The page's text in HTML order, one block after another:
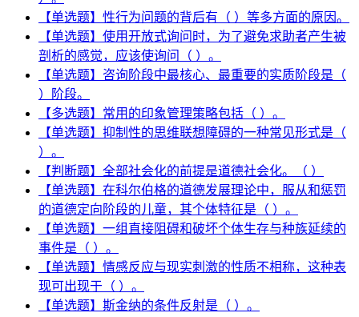
【单选题】性行为问题的背后有（ ）等多方面的原因。
【单选题】使用开放式询问时，为了避免求助者产生被
剖析的感觉，应该使询问（ ）。
【单选题】咨询阶段中最核心、最重要的实质阶段是（
）阶段。
【多选题】常用的印象管理策略包括（ ）。
【单选题】抑制性的思维联想障碍的一种常见形式是（
）。
【判断题】全部社会化的前提是道德社会化。（ ）
【单选题】在科尔伯格的道德发展理论中，服从和惩罚
的道德定向阶段的儿童，其个体特征是（ ）。
【单选题】一组直接阻碍和破坏个体生存与种族延续的
事件是（ ）。
【单选题】情感反应与现实刺激的性质不相称，这种表
现可出现于（ ）。
【单选题】斯金纳的条件反射是（ ）。